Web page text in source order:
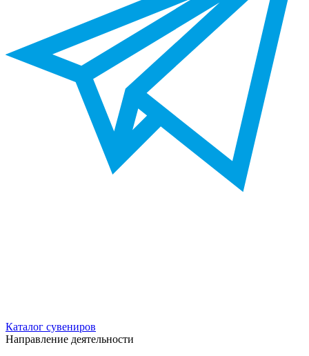
Каталог сувениров
Направление деятельности